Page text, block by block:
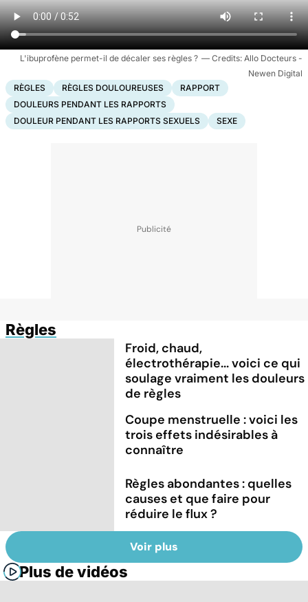
L'ibuprofène permet-il de décaler ses règles ?
Allo Docteurs -
Newen Digital
RÈGLES
RÈGLES DOULOUREUSES
RAPPORT
DOULEURS PENDANT LES RAPPORTS
DOULEUR PENDANT LES RAPPORTS SEXUELS
SEXE
Règles
Froid, chaud,
électrothérapie... voici ce qui
soulage vraiment les douleurs
de règles
Coupe menstruelle : voici les
trois effets indésirables à
connaître
Règles abondantes : quelles
causes et que faire pour
réduire le flux ?
Voir plus
Plus de vidéos